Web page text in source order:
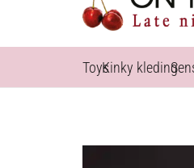
ToysKinky kleding